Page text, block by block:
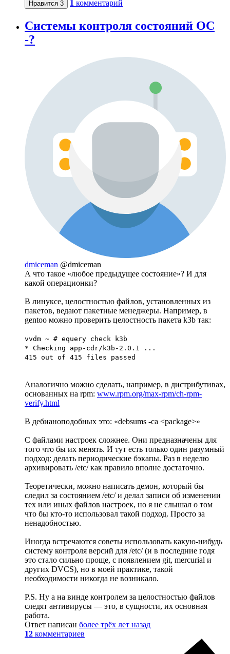
Нравится 3 1 комментарий
Системы контроля состояний ОС
-?
dmiceman @dmiceman
А что такое «любое предыдущее состояние»? И для
какой операционки?
В линуксе, целостностью файлов, установленных из
пакетов, ведают пакетные менеджеры. Например, в
gentoo можно проверить целостность пакета k3b так:
vvdm ~ # equery check k3b
* Checking app-cdr/k3b-2.0.1 ...
415 out of 415 files passed
Аналогично можно сделать, например, в дистрибутивах,
основанных на rpm: www.rpm.org/max-rpm/ch-rpm-
verify.html
В дебианоподобных это: «debsums -ca <package>»
С файлами настроек сложнее. Они предназначены для
того что бы их менять. И тут есть только один разумный
подход: делать периодические бэкапы. Раз в неделю
архивировать /etc/ как правило вполне достаточно.
Теоретически, можно написать демон, который бы
следил за состоянием /etc/ и делал записи об изменении
тех или иных файлов настроек, но я не слышал о том
что бы кто-то использовал такой подход. Просто за
ненадобностью.
Иногда встречаются советы использовать какую-нибудь
систему контроля версий для /etc/ (и в последние годя
это стало сильно проще, с появлением git, mercurial и
других DVCS), но в моей практике, такой
необходимости никогда не возникало.
P.S. Ну а на винде контролем за целостностью файлов
следят антивирусы — это, в сущности, их основная
работа.
Ответ написан более трёх лет назад
12 комментариев